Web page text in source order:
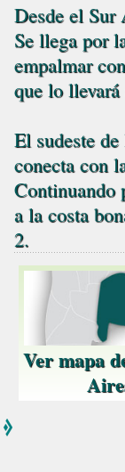
Desde el Sur
Se llega por
empalmar
que lo
El sudeste
conecta con
Continuando
a la costa
2.
Ver mapa